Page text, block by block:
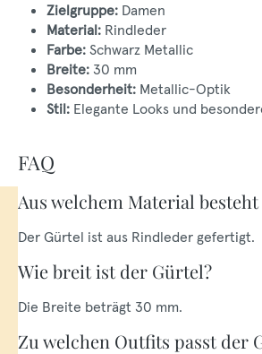
Zielgruppe: Damen
Material: Rindleder
Farbe: Schwarz Metallic
Breite: 30 mm
Besonderheit: Metallic-Optik
Stil: Elegante Looks und
FAQ
Aus welchem Material
Der Gürtel ist aus Rindleder gefertigt.
Wie breit ist der Gürtel?
Die Breite beträgt 30 mm.
Zu welchen Outfits passt der